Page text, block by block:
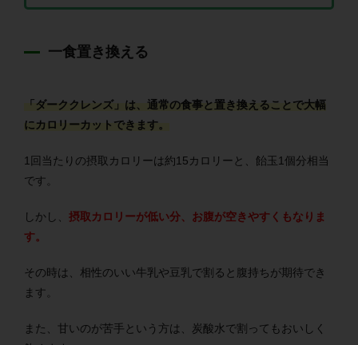
一食置き換える
「ダーククレンズ」は、通常の食事と置き換えることで大幅
にカロリーカットできます。
1回当たりの摂取カロリーは約15カロリーと、飴玉1個分相当
です。
しかし、 摂取カロリーが低い分、お腹が空きやすくもなりま
す。
その時は、相性のいい牛乳や豆乳で割ると腹持ちが期待でき
ます。
また、甘いのが苦手という方は、炭酸水で割ってもおいしく